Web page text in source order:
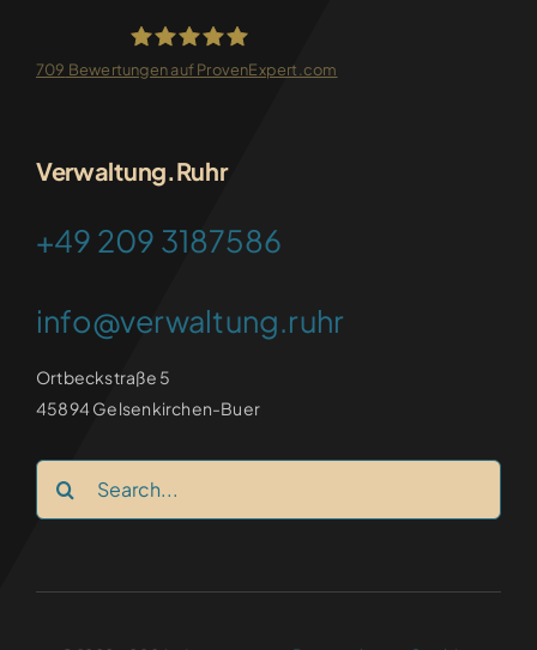
709 Bewertungen auf ProvenExpert.com
Verwaltung.Ruhr
+49 209 3187586
info@verwaltung.ruhr
Ortbeckstraße 5
45894 Gelsenkirchen-Buer